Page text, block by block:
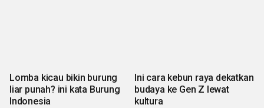
Lomba kicau bikin burung
liar punah? ini kata Burung
Indonesia
Ini cara kebun raya dekatkan
budaya ke Gen Z lewat
kultura